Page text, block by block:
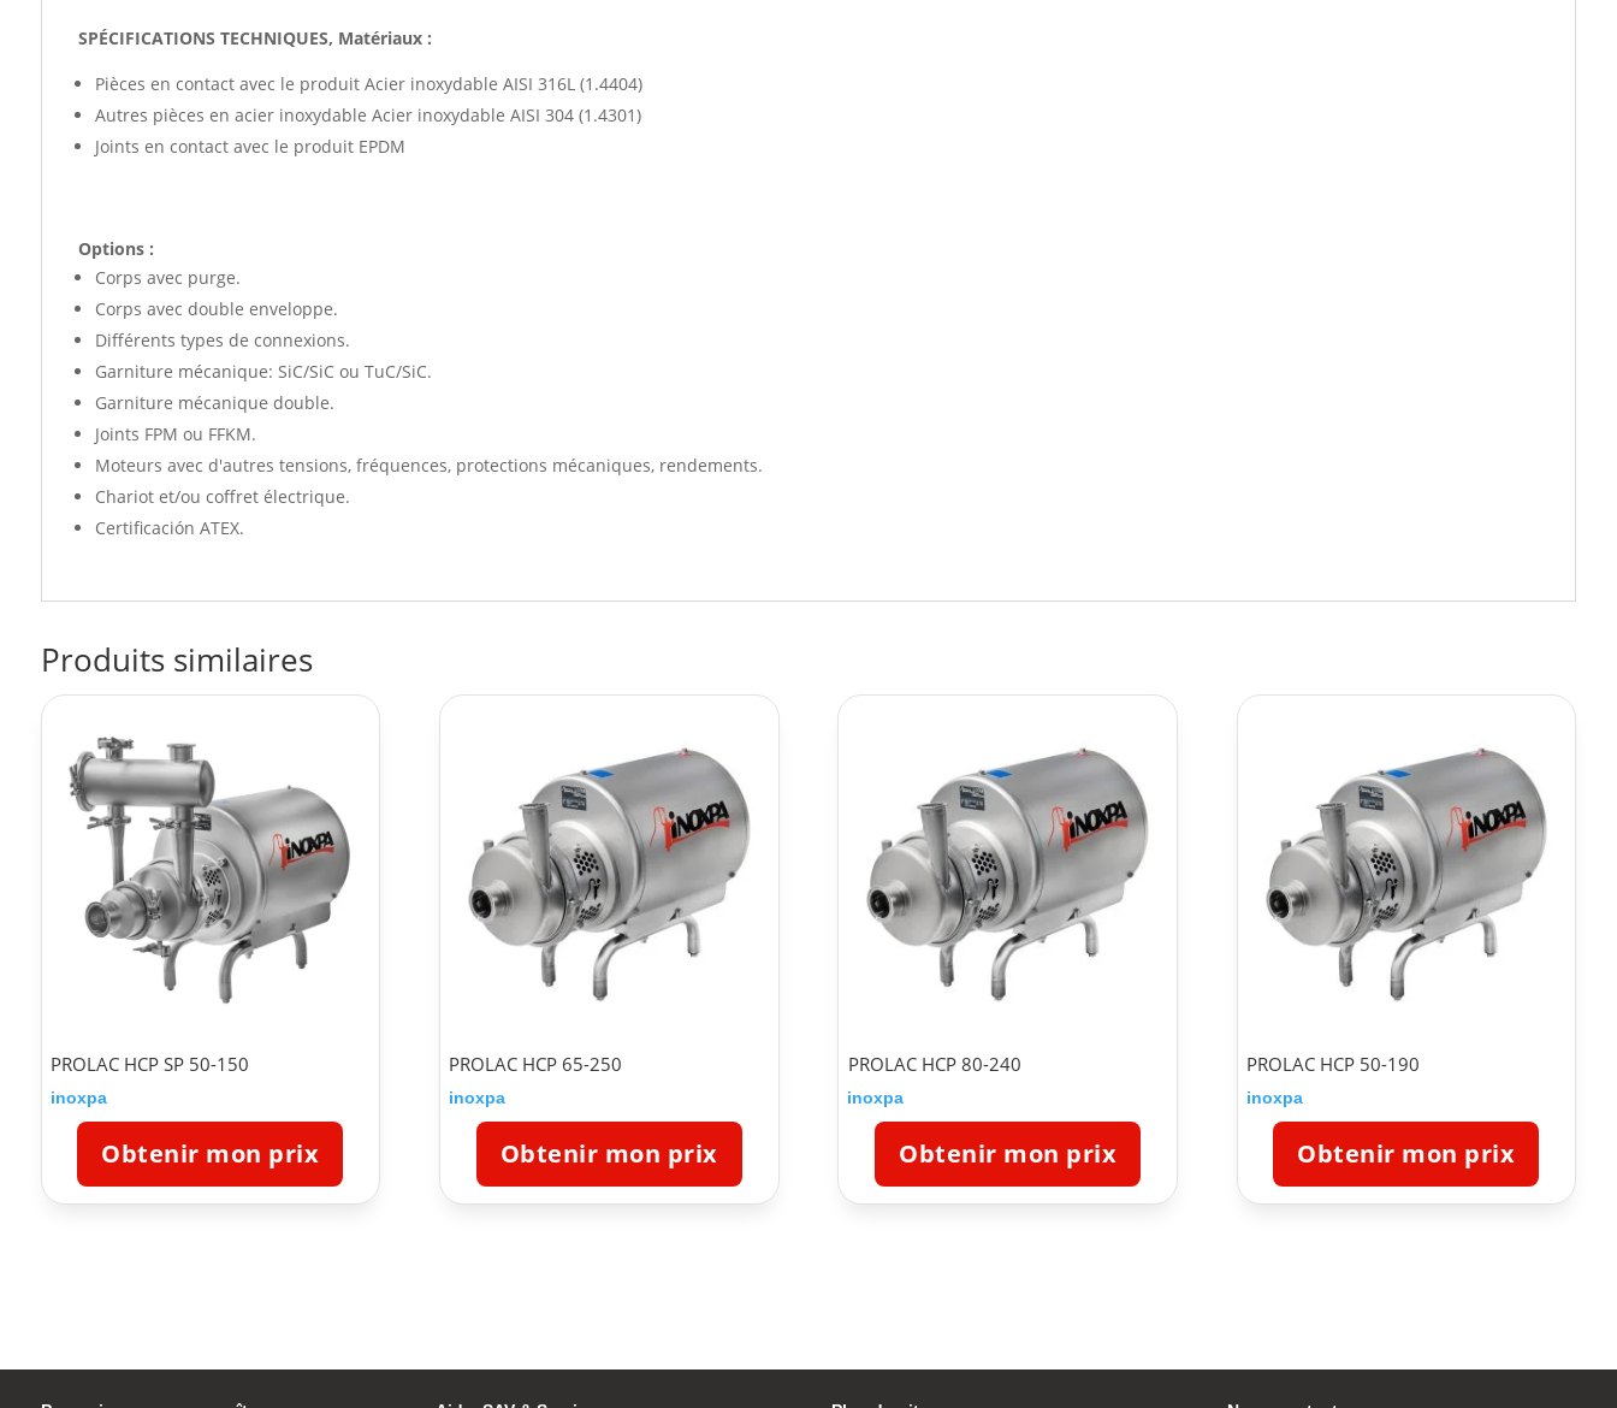
SPÉCIFICATIONS TECHNIQUES, Matériaux :
Pièces en contact avec le produit Acier inoxydable AISI 316L (1.4404)
Autres pièces en acier inoxydable Acier inoxydable AISI 304 (1.4301)
Joints en contact avec le produit EPDM
Options :
Corps avec purge.
Corps avec double enveloppe.
Différents types de connexions.
Garniture mécanique: SiC/SiC ou TuC/SiC.
Garniture mécanique double.
Joints FPM ou FFKM.
Moteurs avec d'autres tensions, fréquences, protections mécaniques, rendements.
Chariot et/ou coffret électrique.
Certificación ATEX.
Produits similaires
PROLAC HCP SP 50-150
inoxpa
Obtenir mon prix
PROLAC HCP 65-250
inoxpa
Obtenir mon prix
PROLAC HCP 80-240
inoxpa
Obtenir mon prix
PROLAC HCP 50-190
inoxpa
Obtenir mon prix